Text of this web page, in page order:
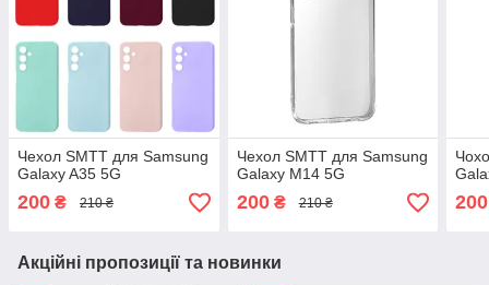
Чехол SMTT для Samsung
Galaxy A35 5G
200 ₴ 210 ₴
Чехол SMTT для Samsung
Galaxy M14 5G
200₴ 210 ₴ 200
Акційні пропозиції та новинки